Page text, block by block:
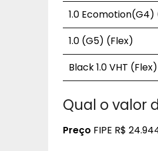
1.0 Ecomotion(G4)
1.0 (G5) (Flex)
Black 1.0 VHT (Flex)
Qual o valor
Preço FIPE R$